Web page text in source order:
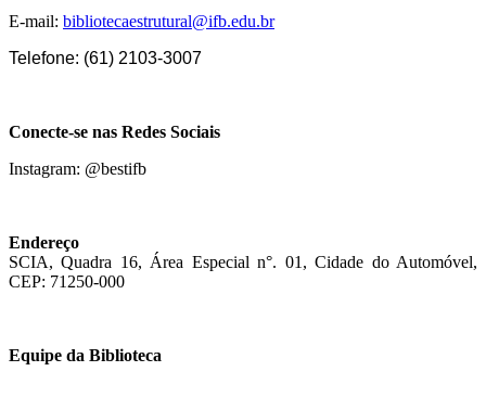
E-mail: bibliotecaestrutural@ifb.edu.br
Telefone: (61) 2103-3007
Conecte-se nas Redes Sociais
Instagram: @bestifb
Endereço
SCIA, Quadra 16, Área Especial n°. 01, Cidade do Automóvel,
CEP: 71250-000
Equipe da Biblioteca